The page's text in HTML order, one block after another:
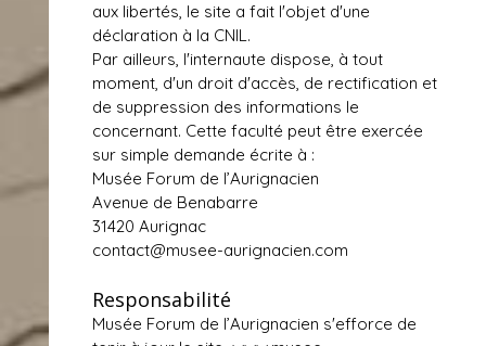
aux libertés, le site a fait l'objet d'une
déclaration à la CNIL.
Par ailleurs, l'internaute dispose, à tout
moment, d'un droit d'accès, de rectification et
de suppression des informations le
concernant. Cette faculté peut être exercée
sur simple demande écrite à :
Musée Forum de l’Aurignacien
Avenue de Benabarre
31420 Aurignac
contact@musee-aurignacien.com
Responsabilité
Musée Forum de l’Aurignacien s'efforce de